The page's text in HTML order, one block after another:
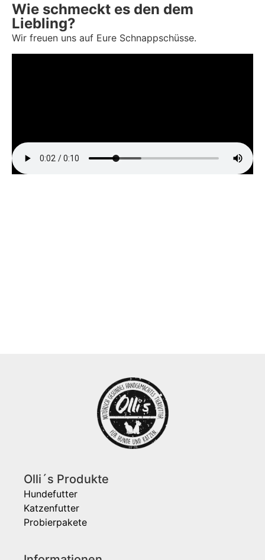
Wie schmeckt es den dem
Liebling?
Wir freuen uns auf Eure Schnappschüsse.
Olli´s Produkte
Hundefutter
Katzenfutter
Probierpakete